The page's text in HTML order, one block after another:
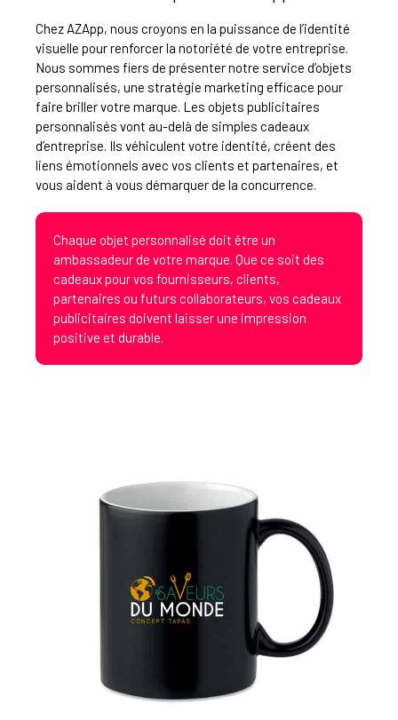
Chez AZApp, nous croyons en la puissance de l’identité
visuelle pour renforcer la notoriété de votre entreprise.
Nous sommes fiers de présenter notre service d’objets
personnalisés, une stratégie marketing efficace pour
faire briller votre marque. Les objets publicitaires
personnalisés vont au-delà de simples cadeaux
d’entreprise. Ils véhiculent votre identité, créent des
liens émotionnels avec vos clients et partenaires, et
vous aident à vous démarquer de la concurrence.
Chaque objet personnalisé doit être un
ambassadeur de votre marque. Que ce soit des
cadeaux pour vos fournisseurs, clients,
partenaires ou futurs collaborateurs, vos cadeaux
publicitaires doivent laisser une impression
positive et durable.